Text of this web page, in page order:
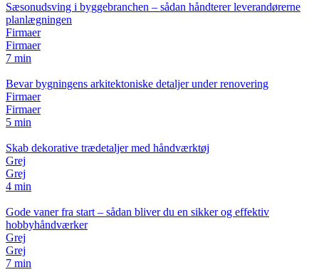
Sæsonudsving i byggebranchen – sådan håndterer leverandørerne
planlægningen
Firmaer
Firmaer
7 min
Bevar bygningens arkitektoniske detaljer under renovering
Firmaer
Firmaer
5 min
Skab dekorative trædetaljer med håndværktøj
Grej
Grej
4 min
Gode vaner fra start – sådan bliver du en sikker og effektiv
hobbyhåndværker
Grej
Grej
7 min